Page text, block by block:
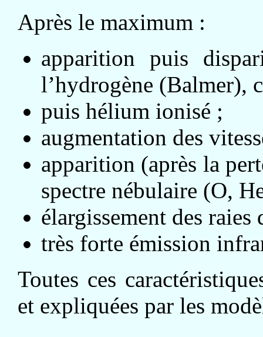
Après le maximum :
apparition puis
l’hydrogène (Balmer),
puis hélium ionisé ;
augmentation des
apparition (après la
spectre nébulaire (O,
élargissement des raies
très forte émission
Toutes ces
et expliquées par les